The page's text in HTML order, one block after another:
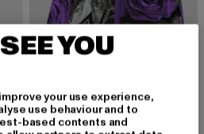
YOU
your use experience,
use behaviour and to
based contents and